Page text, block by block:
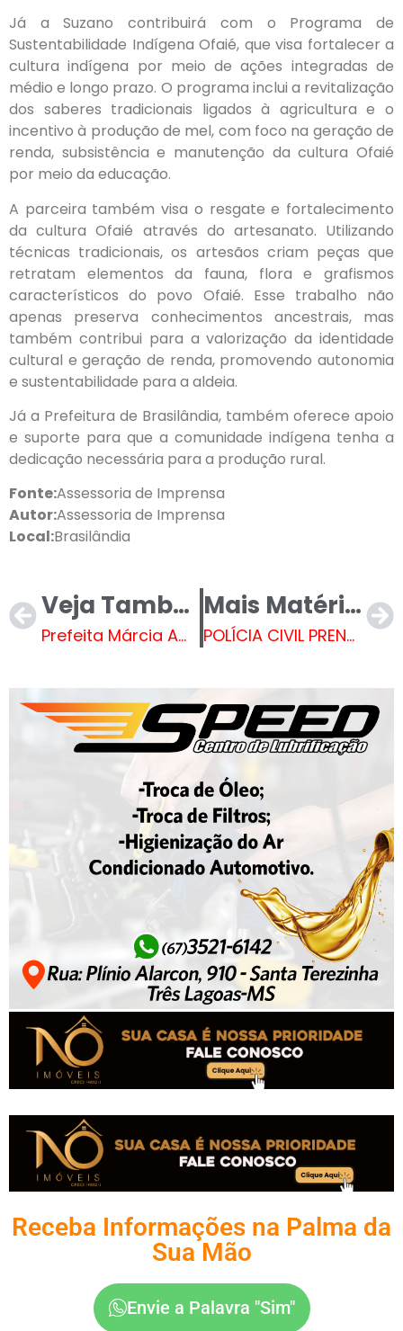
Já a Suzano contribuirá com o Programa de
Sustentabilidade Indígena Ofaié, que visa fortalecer a
cultura indígena por meio de ações integradas de
médio e longo prazo. O programa inclui a revitalização
dos saberes tradicionais ligados à agricultura e o
incentivo à produção de mel, com foco na geração de
renda, subsistência e manutenção da cultura Ofaié
por meio da educação.
A parceira também visa o resgate e fortalecimento
da cultura Ofaié através do artesanato. Utilizando
técnicas tradicionais, os artesãos criam peças que
retratam elementos da fauna, flora e grafismos
característicos do povo Ofaié. Esse trabalho não
apenas preserva conhecimentos ancestrais, mas
também contribui para a valorização da identidade
cultural e geração de renda, promovendo autonomia
e sustentabilidade para a aldeia.
Já a Prefeitura de Brasilândia, também oferece apoio
e suporte para que a comunidade indígena tenha a
dedicação necessária para a produção rural.
Fonte:Assessoria de Imprensa
Autor:Assessoria de Imprensa
Local:Brasilândia
Veja Também
Prefeita Márcia Amaral recebe Chefe de Agência do Detran de Brasilândia
Mais Matérias
POLÍCIA CIVIL PRENDE EM TRÊS LAGOAS/MS HOMEM CONDENADO POR ESTELIONATO E FORAGIDO DA JUSTIÇA DO ESTADO DE SÃO PAULO
Receba Informações na Palma da
Sua Mão
Envie a Palavra "Sim"